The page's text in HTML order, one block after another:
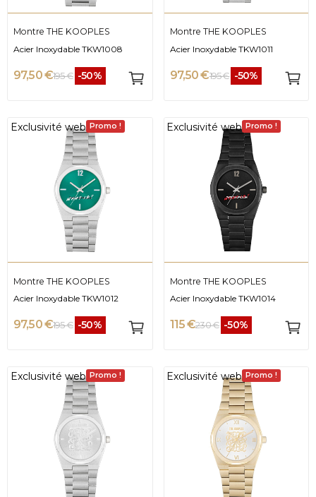
Montre THE KOOPLES
Acier Inoxydable TKW1008
97,50 €195 € -50%
Montre THE KOOPLES
Acier Inoxydable TKW1011
97,50 €195 € -50%
Exclusivité web Promo !
Montre THE KOOPLES
Acier Inoxydable TKW1012
97,50 €195 € -50%
Exclusivité web Promo !
Montre THE KOOPLES
Acier Inoxydable TKW1014
115 €230 € -50%
Exclusivité web Promo ! Exclusivité web Promo !